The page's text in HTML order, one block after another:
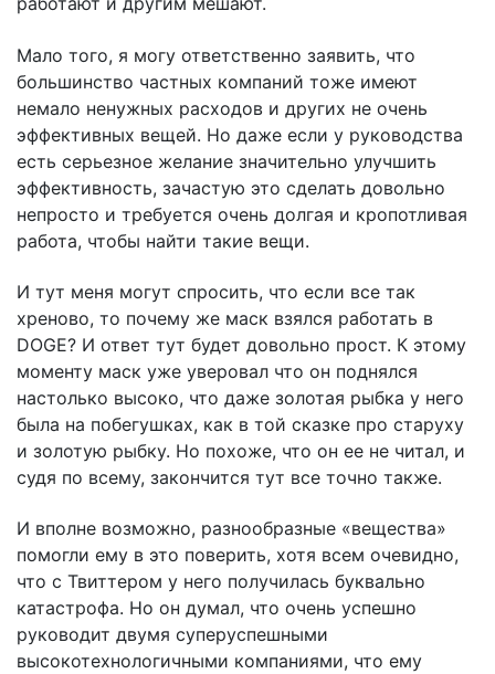
Мало того, я могу ответственно заявить, что
большинство частных компаний тоже имеют
немало ненужных расходов и других не очень
эффективных вещей. Но даже если у руководства
есть серьезное желание значительно улучшить
эффективность, зачастую это сделать довольно
непросто и требуется очень долгая и кропотливая
работа, чтобы найти такие вещи.
И тут меня могут спросить, что если все так
хреново, то почему же маск взялся работать в
DOGE? И ответ тут будет довольно прост. К этому
моменту маск уже уверовал что он поднялся
настолько высоко, что даже золотая рыбка у него
была на побегушках, как в той сказке про старуху
и золотую рыбку. Но похоже, что он ее не читал, и
судя по всему, закончится тут все точно также.
И вполне возможно, разнообразные «вещества»
помогли ему в это поверить, хотя всем очевидно,
что с Твиттером у него получилась буквально
катастрофа. Но он думал, что очень успешно
руководит двумя суперуспешными
высокотехнологичными компаниями, что ему